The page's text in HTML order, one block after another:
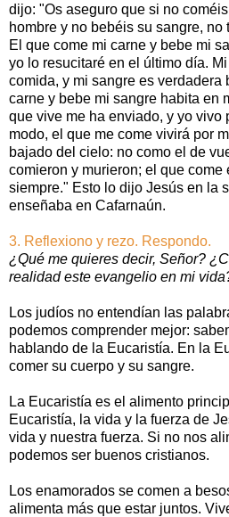
dijo: "Os aseguro que si no
hombre y no bebéis su sangre, no
El que come mi carne y bebe mi
yo lo resucitaré en el último día.
comida, y mi sangre es verdadera
carne y bebe mi sangre habita en
que vive me ha enviado, y yo vivo
modo, el que me come vivirá por
bajado del cielo: no como el de
comieron y murieron; el que come
siempre." Esto lo dijo Jesús en la
enseñaba en Cafarnaún.
3. Reflexiono y rezo. Respondo.
¿Qué me quieres decir, Señor?
realidad este evangelio en mi
Los judíos no entendían las
podemos comprender mejor:
hablando de la Eucaristía. En la
comer su cuerpo y su sangre.
La Eucaristía es el alimento
Eucaristía, la vida y la fuerza de
vida y nuestra fuerza. Si no nos
podemos ser buenos cristianos.
Los enamorados se comen a
alimenta más que estar juntos.